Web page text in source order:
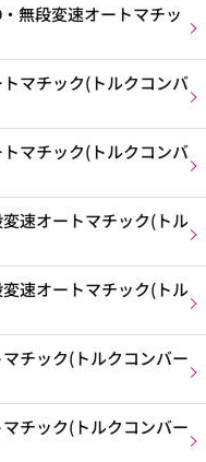
無段変速オートマチッ
マチック(トルクコンバ
マチック(トルクコンバ
速オートマチック(トル
速オートマチック(トル
チック(トルクコンバー
チック(トルクコンバー